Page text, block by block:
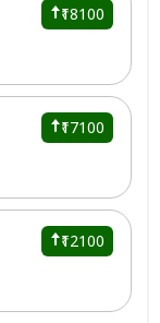
₹18100
₹17100
₹12100